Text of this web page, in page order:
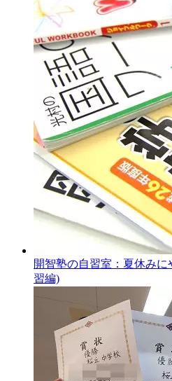
開智塾の自習室：夏休みに
習編)